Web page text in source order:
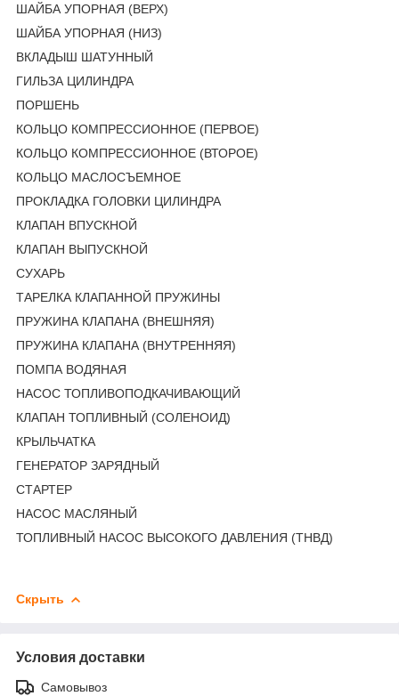
ШАЙБА УПОРНАЯ (ВЕРХ)
ШАЙБА УПОРНАЯ (НИЗ)
ВКЛАДЫШ ШАТУННЫЙ
ГИЛЬЗА ЦИЛИНДРА
ПОРШЕНЬ
КОЛЬЦО КОМПРЕССИОННОЕ (ПЕРВОЕ)
КОЛЬЦО КОМПРЕССИОННОЕ (ВТОРОЕ)
КОЛЬЦО МАСЛОСЪЕМНОЕ
ПРОКЛАДКА ГОЛОВКИ ЦИЛИНДРА
КЛАПАН ВПУСКНОЙ
КЛАПАН ВЫПУСКНОЙ
СУХАРЬ
ТАРЕЛКА КЛАПАННОЙ ПРУЖИНЫ
ПРУЖИНА КЛАПАНА (ВНЕШНЯЯ)
ПРУЖИНА КЛАПАНА (ВНУТРЕННЯЯ)
ПОМПА ВОДЯНАЯ
НАСОС ТОПЛИВОПОДКАЧИВАЮЩИЙ
КЛАПАН ТОПЛИВНЫЙ (СОЛЕНОИД)
КРЫЛЬЧАТКА
ГЕНЕРАТОР ЗАРЯДНЫЙ
СТАРТЕР
НАСОС МАСЛЯНЫЙ
ТОПЛИВНЫЙ НАСОС ВЫСОКОГО ДАВЛЕНИЯ (ТНВД)
Скрыть
Условия доставки
Самовывоз